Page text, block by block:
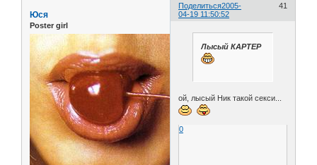
Поделиться 41
2005-
04-19 11:50:52
Юся
Poster girl
Лысый КАРТЕР
ой, лысый Ник такой секси...
0